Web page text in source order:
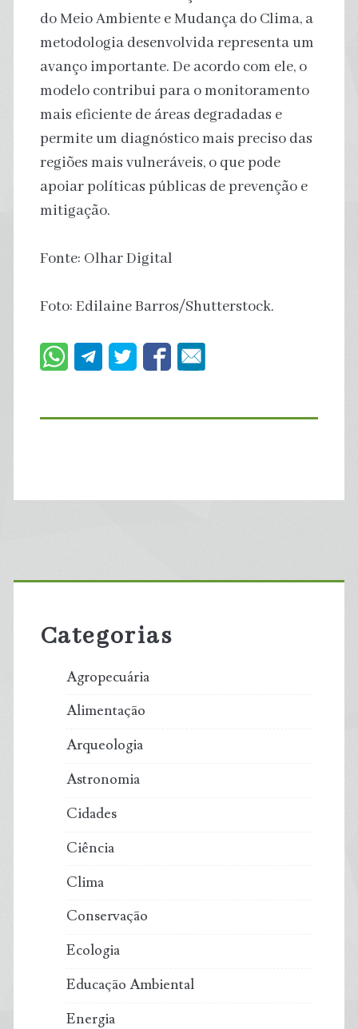
do Meio Ambiente e Mudança do Clima, a
metodologia desenvolvida representa um
avanço importante. De acordo com ele, o
modelo contribui para o monitoramento
mais eficiente de áreas degradadas e
permite um diagnóstico mais preciso das
regiões mais vulneráveis, o que pode
apoiar políticas públicas de prevenção e
mitigação.
Fonte: Olhar Digital
Foto: Edilaine Barros/Shutterstock.
Primary
Sidebar
Categorias
Agropecuária
Alimentação
Arqueologia
Astronomia
Cidades
Ciência
Clima
Conservação
Ecologia
Educação Ambiental
Energia